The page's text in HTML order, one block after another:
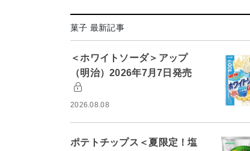
菓子 最新記事
＜ホワイトソーダ＞アップ
（明治）2026年7月7日発売
2026.08.08
ポテトチップス＜夏限定！塩